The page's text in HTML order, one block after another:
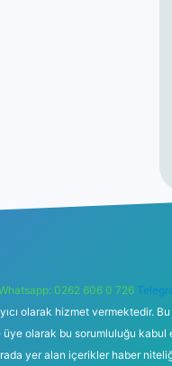
0262 606 0 726
olarak hizmet vermektedir.
olarak bu sorumluluğu kabul
yer alan içerikler haber